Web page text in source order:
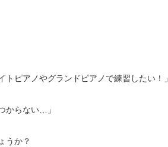
トピアノやグランドピアノで練習したい！」
からない…」
うか？